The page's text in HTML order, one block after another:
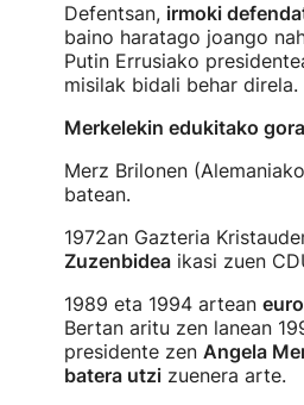
Defentsan, irmoki
baino haratago joango
Putin Errusiako
misilak bidali behar direla.
Merkelekin edukitako
Merz Brilonen
batean.
1972an Gazteria
Zuzenbideaikasi zuen
1989 eta 1994 artean
Bertan aritu zen lanean
presidente zen Angela
batera utzizuenera arte.